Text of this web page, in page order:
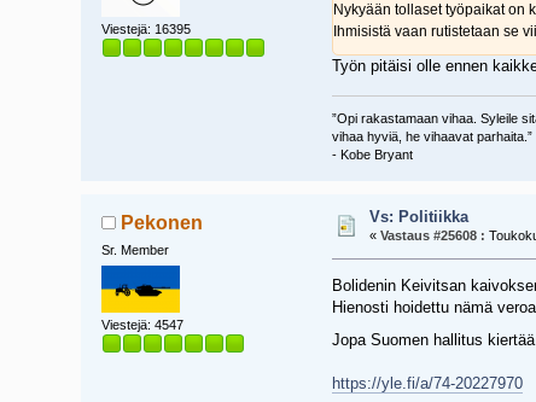
Viestejä: 16395
Nykyään tollaset työpaikat on
Ihmisistä vaan rutistetaan se
Työn pitäisi olle ennen
”Opi rakastamaan vihaa. Syleile
vihaa hyviä, he vihaavat parhaita.”
- Kobe Bryant
Pekonen
Sr. Member
Viestejä: 4547
Vs: Politiikka
« Vastaus #25608 :
Bolidenin Keivitsan
Hienosti hoidettu nämä
Jopa Suomen hallitus
https://yle.fi/a/74-20227970